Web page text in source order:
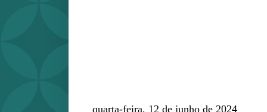
quarta-feira, 12 de junho de 2024